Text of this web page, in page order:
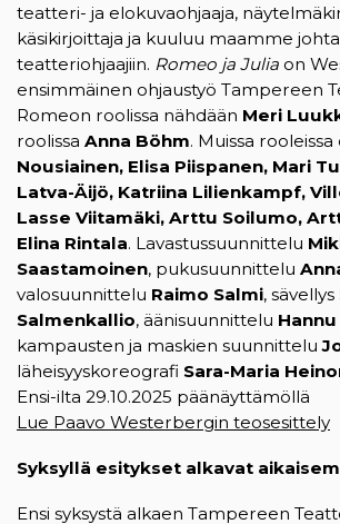
teatteri- ja elokuvaohjaaja,
käsikirjoittaja ja kuuluu maamme
teatteriohjaajiin. Romeo ja Julia on
ensimmäinen ohjaustyö Tampereen
Romeon roolissa nähdään Meri
roolissa Anna Böhm. Muissa rooleissa
Nousiainen, Elisa Piispanen, Mari
Latva-Äijö, Katriina Lilienkampf,
Lasse Viitamäki, Arttu Soilumo,
Elina Rintala. Lavastussuunnittelu
Saastamoinen, pukusuunnittelu
valosuunnittelu Raimo Salmi, sävellys
Salmenkallio, äänisuunnittelu
kampausten ja maskien suunnittelu
läheisyyskoreografi Sara-Maria
Ensi-ilta 29.10.2025 päänäyttämöllä
Lue Paavo Westerbergin teosesittely
Syksyllä esitykset alkavat
Ensi syksystä alkaen Tampereen